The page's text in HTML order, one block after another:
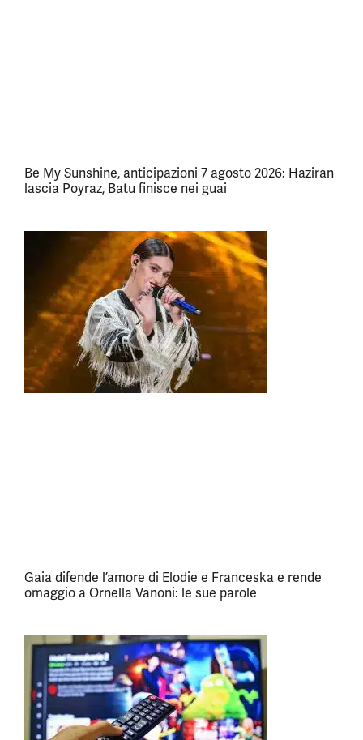
Be My Sunshine, anticipazioni 7 agosto 2026: Haziran
lascia Poyraz, Batu finisce nei guai
Gaia difende l’amore di Elodie e Franceska e rende
omaggio a Ornella Vanoni: le sue parole